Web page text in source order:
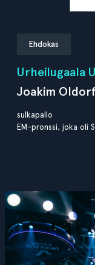
Ehdokas
Urheilugaala
Joakim
sulkapallo
EM-pronssi, joka oli